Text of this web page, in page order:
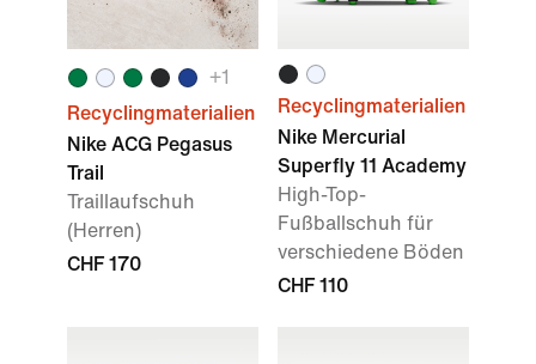
+1
Recyclingmaterialien
Nike ACG Pegasus
Trail
Traillaufschuh
(Herren)
CHF 170
Recyclingmaterialien
Nike Mercurial
Superfly 11 Academy
High-Top-
Fußballschuh für
verschiedene Böden
CHF 110